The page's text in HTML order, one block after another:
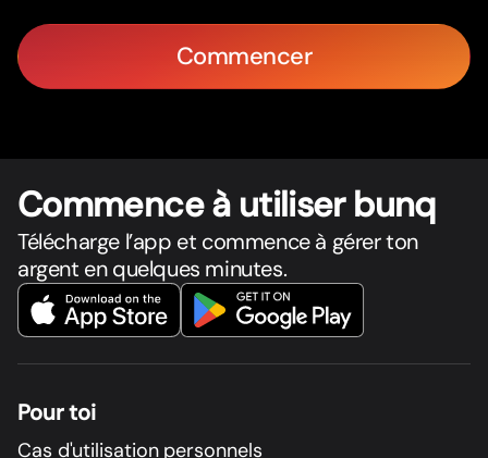
Commencer
Commence à utiliser bunq
Télécharge l’app et commence à gérer ton
argent en quelques minutes.
Pour toi
Cas d'utilisation personnels